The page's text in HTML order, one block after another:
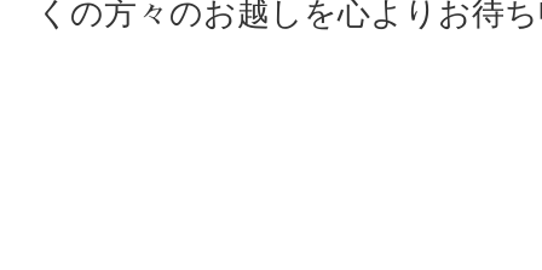
くの方々のお越しを心よりお待